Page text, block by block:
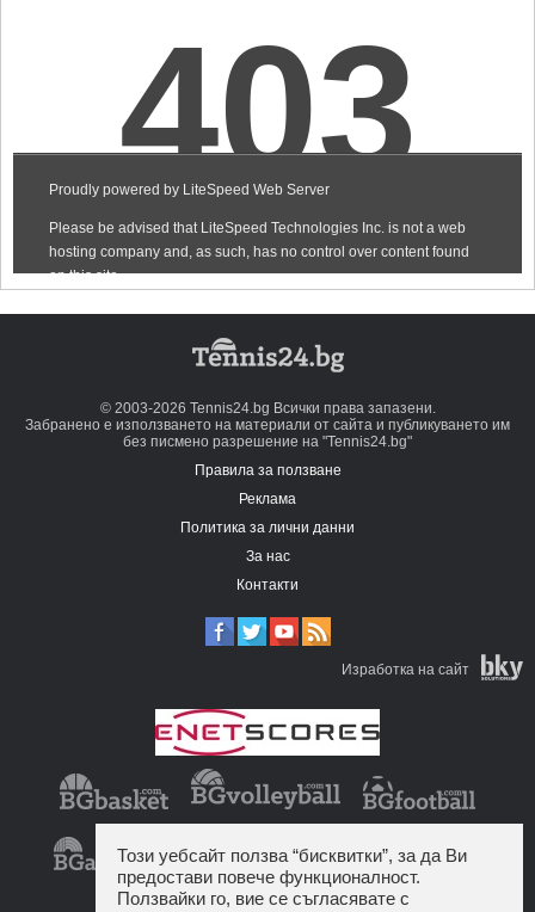
© 2003-2026 Tennis24.bg Всички права запазени.
Забранено е използването на материали от сайта и публикуването им
без писмено разрешение на "Tennis24.bg"
Правила за ползване
Реклама
Политика за лични данни
За нас
Контакти
Изработка на сайт
Този уебсайт ползва “бисквитки”, за да Ви
предостави повече функционалност.
Ползвайки го, вие се съгласявате с